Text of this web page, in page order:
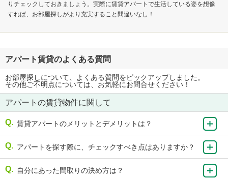
りチェックしておきましょう。実際に賃貸アパートで生活している姿を想像
すれば、お部屋探しがより充実すること間違いなし！
アパート賃貸のよくある質問
お部屋探しについて、よくある質問をピックアップしました。
その他ご不明点については、お気軽にお問合せください！
アパートの賃貸物件に関して
賃貸アパートのメリットとデメリットは？
アパートを探す際に、チェックすべき点はありますか？
自分にあった間取りの決め方は？